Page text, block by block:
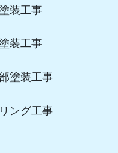
装工事
装工事
塗装工事
ング工事